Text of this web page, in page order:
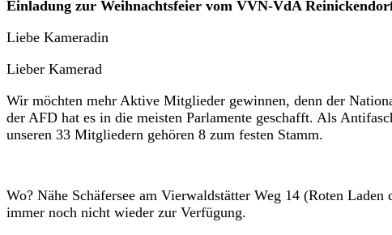
Einladung zur Weihnachtsfeier vom VVN-VdA
Liebe Kameradin
Lieber Kamerad
Wir möchten mehr Aktive Mitglieder gewinnen, denn der
der AFD hat es in die meisten Parlamente geschafft. Als
unseren 33 Mitgliedern gehören 8 zum festen Stamm.
Wo? Nähe Schäfersee am Vierwaldstätter Weg 14 (Roten
immer noch nicht wieder zur Verfügung.